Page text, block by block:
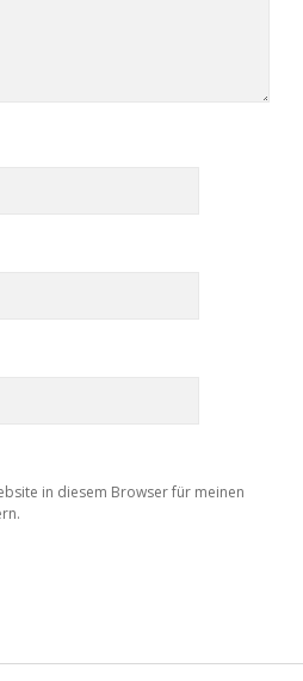
in diesem Browser für meinen